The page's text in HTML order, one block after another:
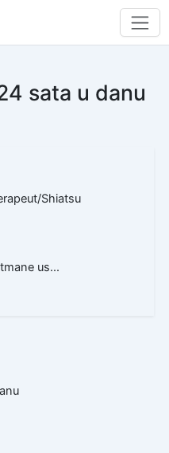
sata u danu
Shiatsu
us...